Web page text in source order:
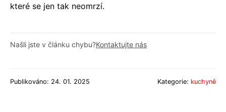
které se jen tak neomrzí.
Našli jste v článku chybu?Kontaktujte nás
Publikováno: 24. 01. 2025 Kategorie: kuchyně